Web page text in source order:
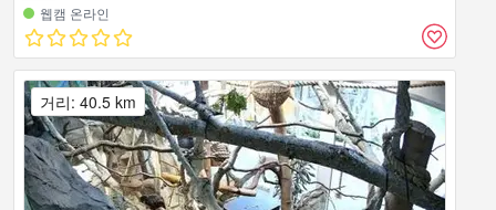
웹캠 온라인
거리: 40.5 km